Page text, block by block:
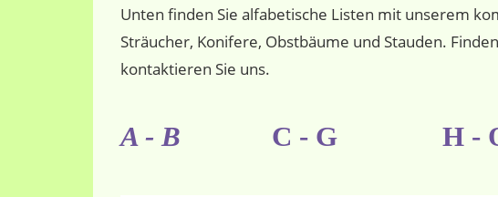
Unten finden Sie alfabetische Listen mit unserem
Sträucher, Konifere, Obstbäume und Stauden.
kontaktieren Sie uns.
A - B C - G H -